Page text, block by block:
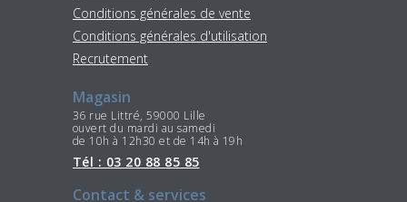
Conditions générales de vente
Conditions générales d'utilisation
Recrutement
Magasin
36 rue Littré, 59000 Lille
ouvert du mardi au samedi
de 10h à 12h30 et de 14h à 19h
Tél : 03 20 88 85 85
Contact & services